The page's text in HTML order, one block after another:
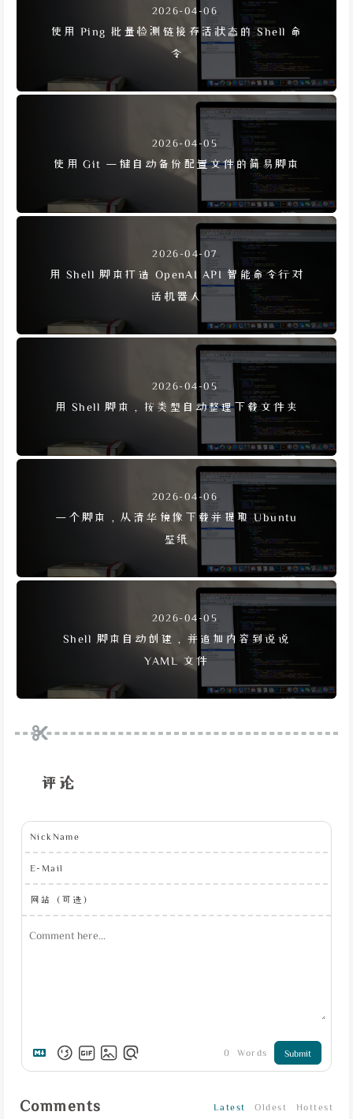
2026-04-06
使用 Ping 批量检测链接存活状态的 Shell 命
令
2026-04-05
使用 Git 一键自动备份配置文件的简易脚本
2026-04-07
用 Shell 脚本打造 OpenAI API 智能命令行对
话机器人
2026-04-05
用 Shell 脚本，按类型自动整理下载文件夹
2026-04-06
一个脚本，从清华镜像下载并提取 Ubuntu
壁纸
2026-04-05
Shell 脚本自动创建，并追加内容到说说
YAML 文件
评论
NickName
E-Mail
网站（可选）
0 Words Submit
Comments Latest Oldest Hottest